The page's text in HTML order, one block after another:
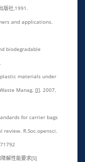
版社,1991.
and applications.
biodegradable
materials under
Manag. [J]. 2007,
for carrier bags
R.Soc.opensci.
解性能要求[S]